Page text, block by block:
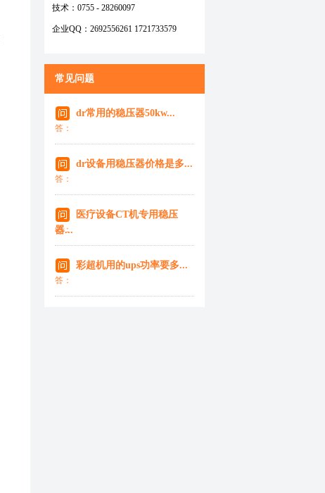
技术：0755 - 28260097
企业QQ：2692556261 1721733579
常见问题
dr常用的稳压器50kw...
答：
dr设备用稳压器价格是多...
答：
医疗设备CT机专用稳压
器...
答：
彩超机用的ups功率要多...
答：